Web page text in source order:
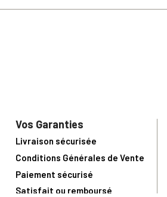
Vos Garanties
Livraison sécurisée
Conditions Générales de Vente
Paiement sécurisé
Satisfait ou remboursé